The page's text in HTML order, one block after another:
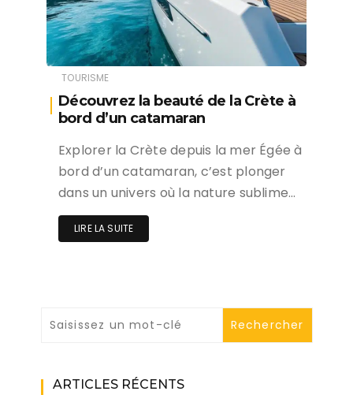
TOURISME
Découvrez la beauté de la Crète à
bord d’un catamaran
Explorer la Crète depuis la mer Égée à
bord d’un catamaran, c’est plonger
dans un univers où la nature sublime…
LIRE LA SUITE
ARTICLES RÉCENTS